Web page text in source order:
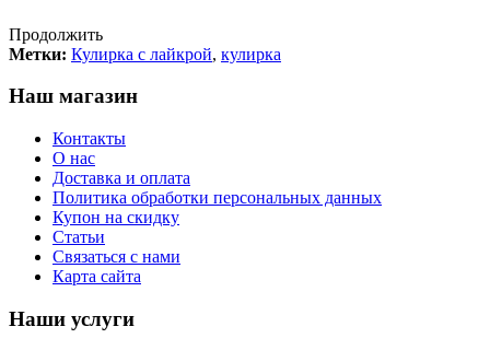
Продолжить
Метки: Кулирка с лайкрой, кулирка
Наш магазин
Контакты
О нас
Доставка и оплата
Политика обработки персональных данных
Купон на скидку
Статьи
Связаться с нами
Карта сайта
Наши услуги